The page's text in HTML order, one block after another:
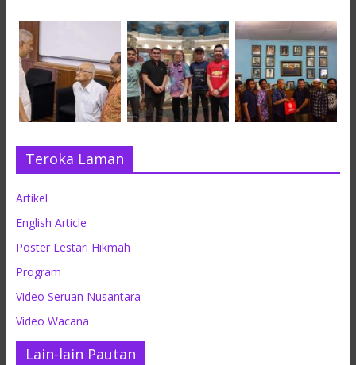
Teroka Laman
Artikel
English Article
Poster Lestari Hikmah
Program
Video Seruan Nusantara
Video Wacana
Lain-lain Pautan